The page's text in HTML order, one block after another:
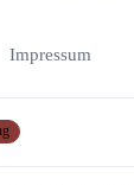
Impressum